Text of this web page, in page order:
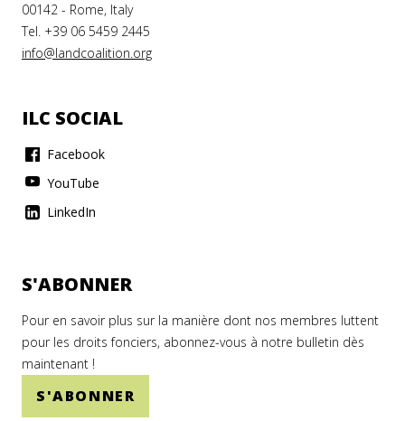
00142 - Rome, Italy
Tel. +39 06 5459 2445
info@landcoalition.org
ILC SOCIAL
Facebook
YouTube
LinkedIn
S'ABONNER
Pour en savoir plus sur la manière dont nos membres luttent
pour les droits fonciers, abonnez-vous à notre bulletin dès
maintenant !
S'ABONNER